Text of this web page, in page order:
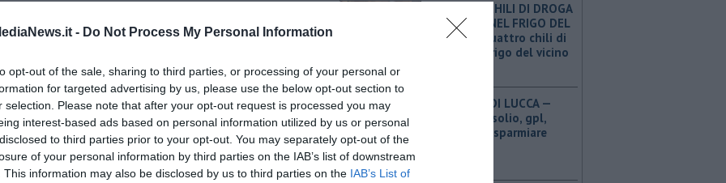
- Do Not Process My Personal Information
opt-out of the sale, sharing to third parties, or processing of your personal or
for targeted advertising by us, please use the below opt-out section to
selection. Please note that after your opt-out request is processed you may
interest-based ads based on personal information utilized by us or personal
to third parties prior to your opt-out. You may separately opt-out of the
of your personal information by third parties on the IAB’s list of downstream
This information may also be disclosed by us to third parties on the IAB’s List of
QUATTRO CHILI DI DROGA
NASCOSTI NEL FRIGO DEL
VICINO — Quattro chili di
droga nel frigo del vicino
PROVINCIA DI LUCCA — ​
Benzina, gasolio, gpl,
ecco dove risparmiare